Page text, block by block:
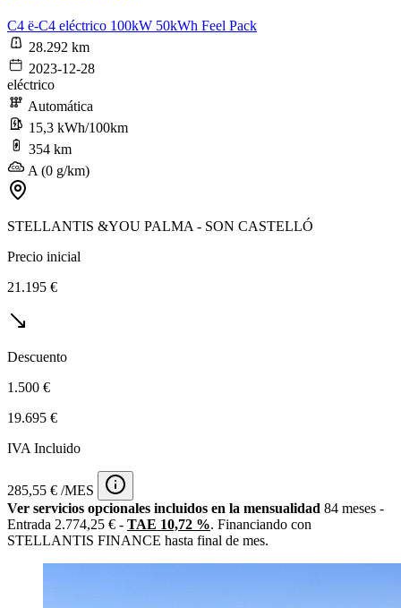
C4 ë-C4 eléctrico 100kW 50kWh Feel Pack
28.292 km
2023-12-28
eléctrico
Automática
15,3 kWh/100km
354 km
A (0 g/km)
STELLANTIS &YOU PALMA - SON CASTELLÓ
Precio inicial
21.195 €
Descuento
1.500 €
19.695 €
IVA Incluido
285,55 € /MES
Ver servicios opcionales incluidos en la mensualidad 84 meses -
Entrada 2.774,25 € - TAE 10,72 %. Financiando con
STELLANTIS FINANCE hasta final de mes.